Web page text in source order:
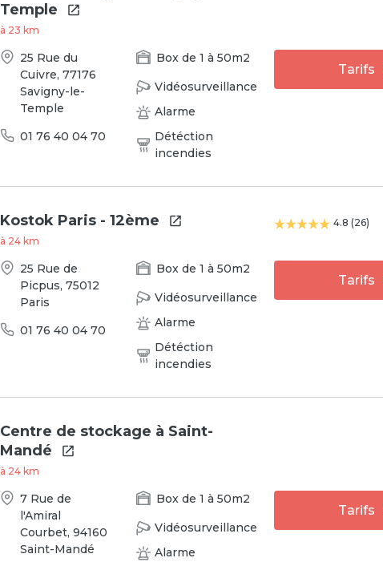
Temple
à 23 km
25 Rue du
Cuivre, 77176
Savigny-le-
Temple
01 76 40 04 70
Box de1 à 50m2
Vidéosurveillance
Alarme
Détéction
incendies
Tarifs
Kostok Paris - 12ème
à 24 km
4.8 (26)
25 Rue de
Picpus, 75012
Paris
01 76 40 04 70
Box de1 à 50m2
Vidéosurveillance
Alarme
Détéction
incendies
Tarifs
Centre de stockage à Saint-
Mandé
à 24 km
7 Rue de
l'Amiral
Courbet, 94160
Saint-Mandé
Box de1 à 50m2
Vidéosurveillance
Alarme
Tarifs